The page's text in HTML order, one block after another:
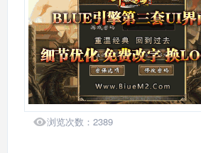
浏览次数： 2389